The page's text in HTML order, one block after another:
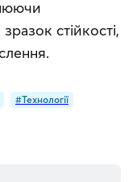
стійкості,
#Технології